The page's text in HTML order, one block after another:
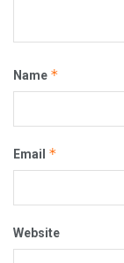
Name *
Email *
Website